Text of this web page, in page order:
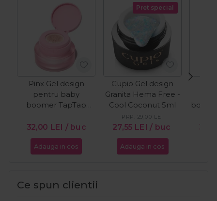
Pinx Gel design
pentru baby
boomer TapTap
32,00 LEI / buc
Adauga in cos
Pret special
Cupio Gel design
Granita Hema Free -
Cool Coconut 5ml
27,55 LEI / buc
PRP: 29,00 LEI
Adauga in cos
Ce spun clientii